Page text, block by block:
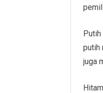
Putih
putih
juga